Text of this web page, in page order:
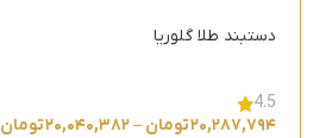
دستبند طلا گلوریا
4.5
۲۰,۲۸۷,۷۹۴تومان –۲۰,۰۴۰,۳۸۲تومان